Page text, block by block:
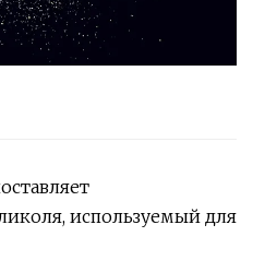
используемый для